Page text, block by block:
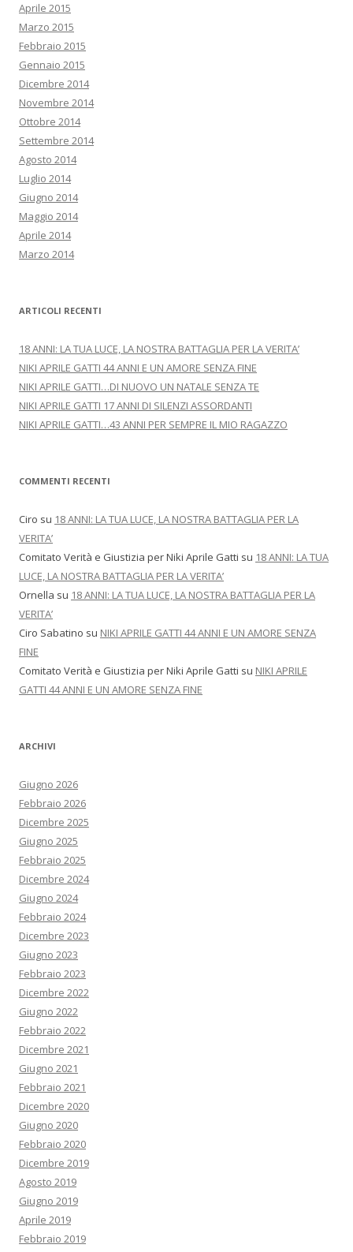
Aprile 2015
Marzo 2015
Febbraio 2015
Gennaio 2015
Dicembre 2014
Novembre 2014
Ottobre 2014
Settembre 2014
Agosto 2014
Luglio 2014
Giugno 2014
Maggio 2014
Aprile 2014
Marzo 2014
ARTICOLI RECENTI
18 ANNI: LA TUA LUCE, LA NOSTRA BATTAGLIA PER LA VERITA’
NIKI APRILE GATTI 44 ANNI E UN AMORE SENZA FINE
NIKI APRILE GATTI…DI NUOVO UN NATALE SENZA TE
NIKI APRILE GATTI 17 ANNI DI SILENZI ASSORDANTI
NIKI APRILE GATTI…43 ANNI PER SEMPRE IL MIO RAGAZZO
COMMENTI RECENTI
Ciro su 18 ANNI: LA TUA LUCE, LA NOSTRA BATTAGLIA PER LA
VERITA’
Comitato Verità e Giustizia per Niki Aprile Gatti su 18 ANNI: LA TUA
LUCE, LA NOSTRA BATTAGLIA PER LA VERITA’
Ornella su 18 ANNI: LA TUA LUCE, LA NOSTRA BATTAGLIA PER LA
VERITA’
Ciro Sabatino su NIKI APRILE GATTI 44 ANNI E UN AMORE SENZA
FINE
Comitato Verità e Giustizia per Niki Aprile Gatti su NIKI APRILE
GATTI 44 ANNI E UN AMORE SENZA FINE
ARCHIVI
Giugno 2026
Febbraio 2026
Dicembre 2025
Giugno 2025
Febbraio 2025
Dicembre 2024
Giugno 2024
Febbraio 2024
Dicembre 2023
Giugno 2023
Febbraio 2023
Dicembre 2022
Giugno 2022
Febbraio 2022
Dicembre 2021
Giugno 2021
Febbraio 2021
Dicembre 2020
Giugno 2020
Febbraio 2020
Dicembre 2019
Agosto 2019
Giugno 2019
Aprile 2019
Febbraio 2019